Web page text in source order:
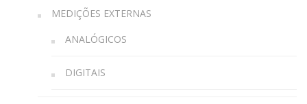
MEDIÇÕES EXTERNAS
ANALÓGICOS
DIGITAIS